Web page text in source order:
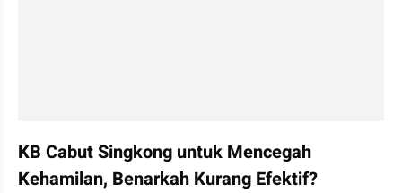
KB Cabut Singkong untuk Mencegah
Kehamilan, Benarkah Kurang Efektif?